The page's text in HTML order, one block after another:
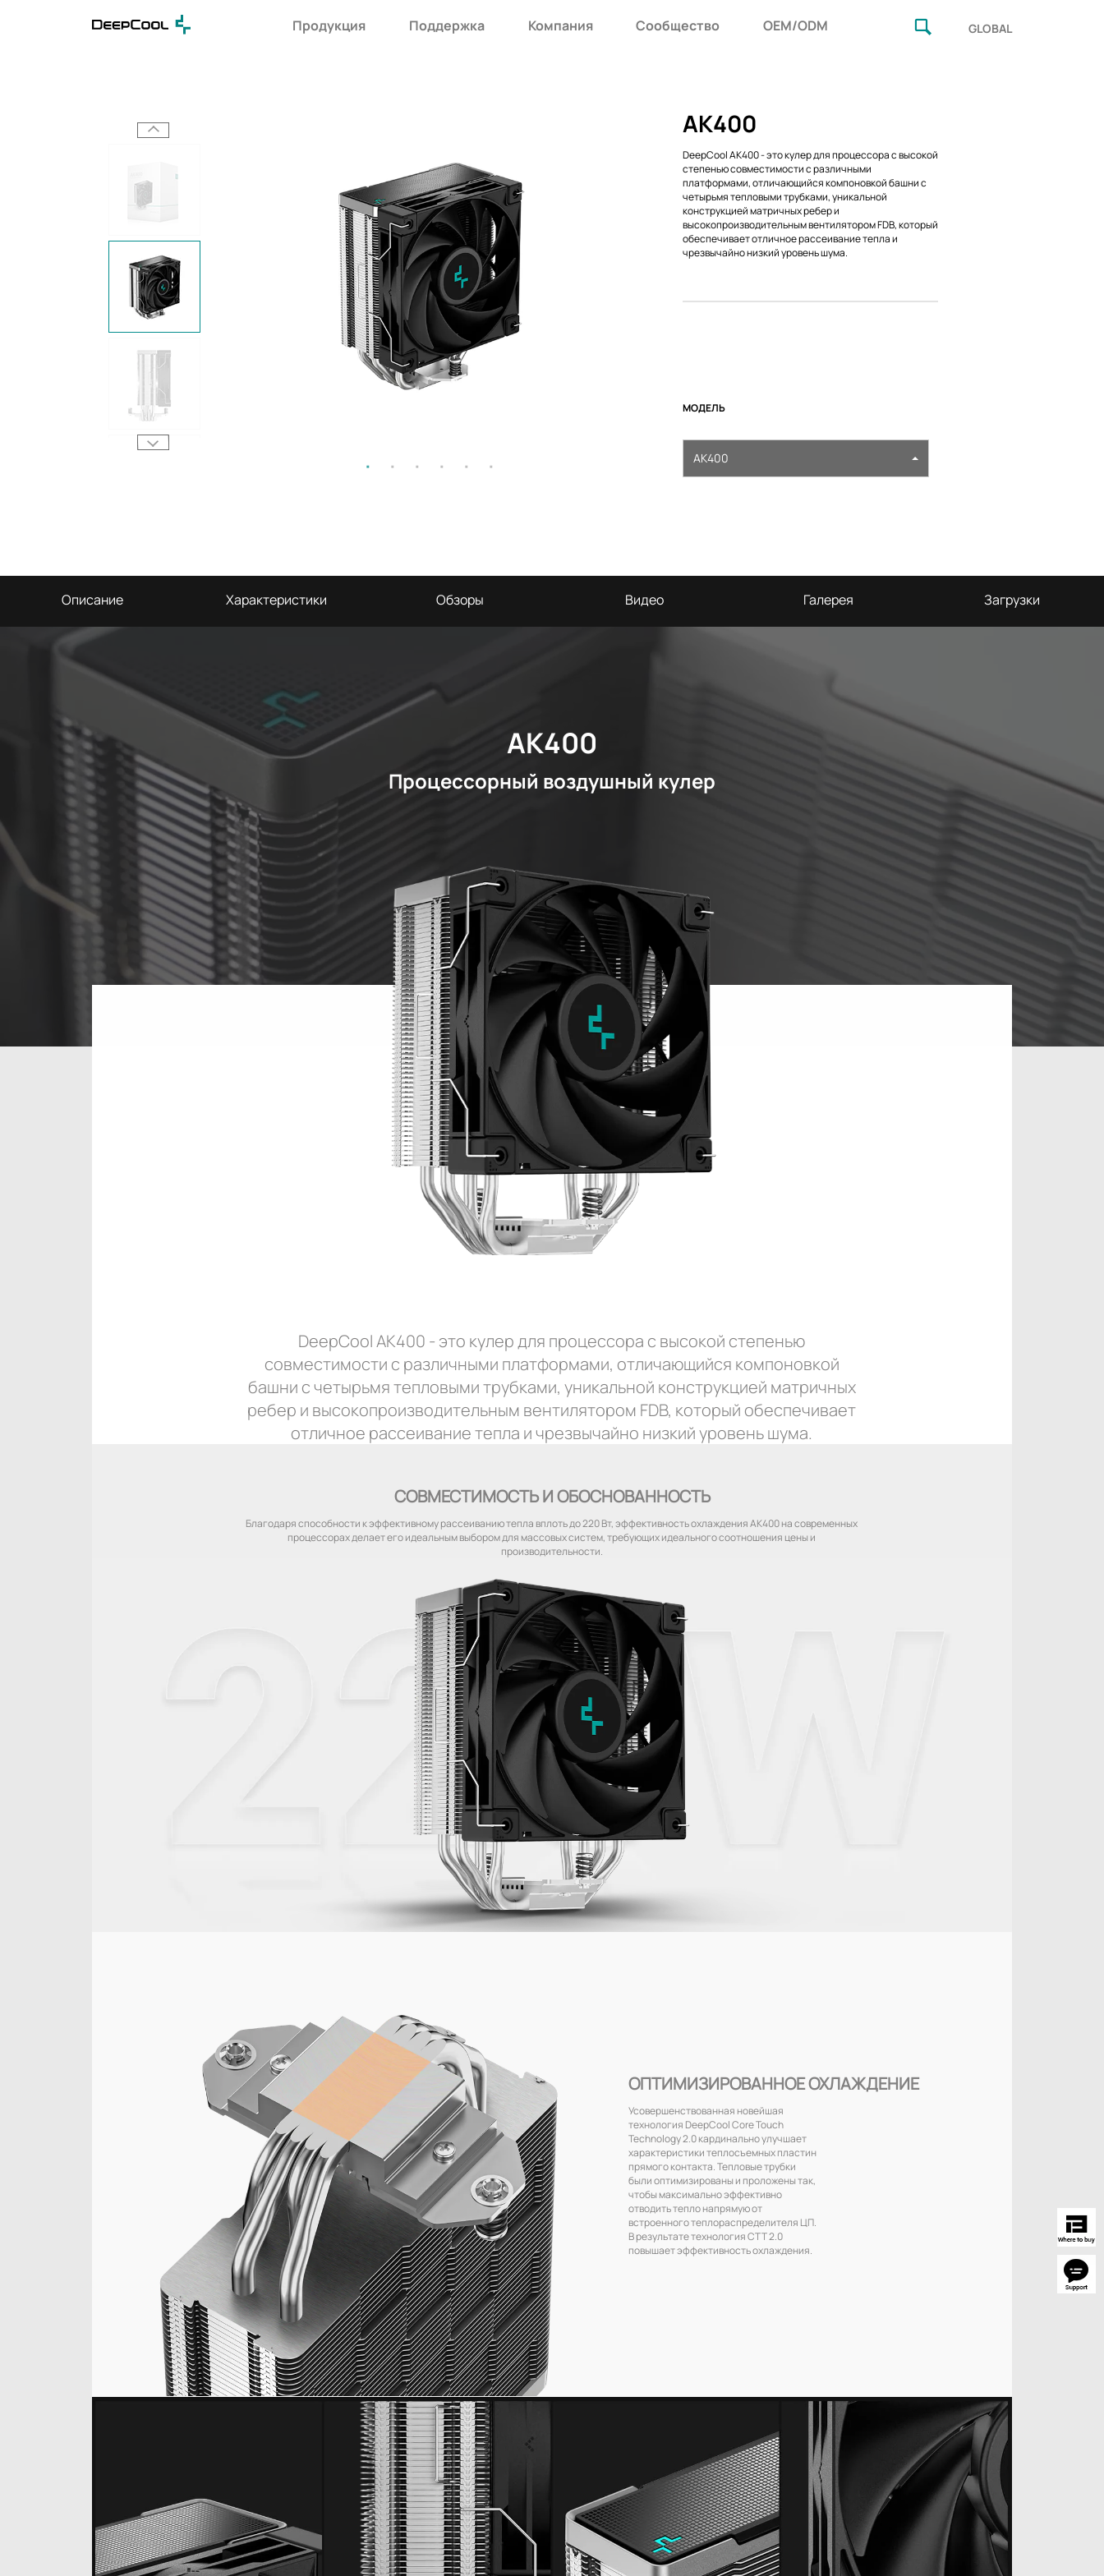
Продукция Поддержка Компания Сообщество OEM/ODM GLOBAL
AK400
DeepCool AK400 - это кулер для процессора с высокой
степенью совместимости с различными
платформами, отличающийся компоновкой башни с
четырьмя тепловыми трубками, уникальной
конструкцией матричных ребер и
высокопроизводительным вентилятором FDB, который
обеспечивает отличное рассеивание тепла и
чрезвычайно низкий уровень шума.
МОДЕЛЬ
AK400
Описание Характеристики Обзоры Видео Галерея Загрузки
AK400
Процессорный воздушный кулер
DeepCool AK400 - это кулер для процессора с высокой степенью
совместимости с различными платформами, отличающийся компоновкой
башни с четырьмя тепловыми трубками, уникальной конструкцией матричных
ребер и высокопроизводительным вентилятором FDB, который обеспечивает
отличное рассеивание тепла и чрезвычайно низкий уровень шума.
СОВМЕСТИМОСТЬ И ОБОСНОВАННОСТЬ
Благодаря способности к эффективному рассеиванию тепла вплоть до 220 Вт, эффективность охлаждения AK400 на современных
процессорах делает его идеальным выбором для массовых систем, требующих идеального соотношения цены и
производительности.
ОПТИМИЗИРОВАННОЕ ОХЛАЖДЕНИЕ
Усовершенствованная новейшая
технология DeepCool Core Touch
Technology 2.0 кардинально улучшает
характеристики теплосъемных пластин
прямого контакта. Тепловые трубки
были оптимизированы и проложены так,
чтобы максимально эффективно
отводить тепло напрямую от
встроенного теплораспределителя ЦП.
В результате технология CTT 2.0
повышает эффективность охлаждения.